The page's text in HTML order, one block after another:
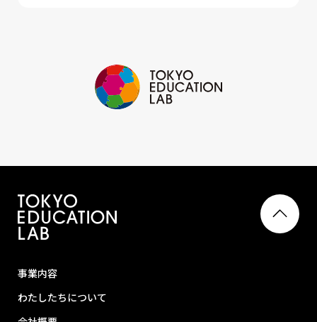
事業内容
わたしたちについて